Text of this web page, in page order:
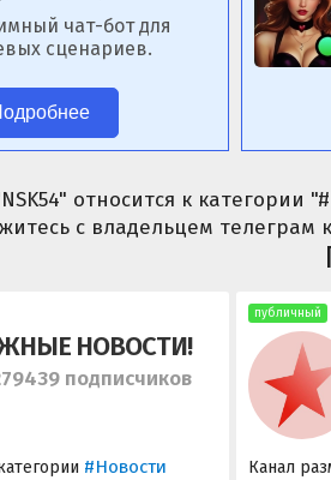
чат-бот для
сценариев.
относится к категории
с владельцем телеграм
НОВОСТИ!
подписчиков
#Новости
публичный
Канал